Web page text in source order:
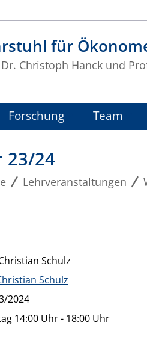
für
Christoph Hanck und
Forschung Team
23/24
Lehrveranstaltungen
Schulz
Schulz
2024
14:00 Uhr - 18:00 Uhr